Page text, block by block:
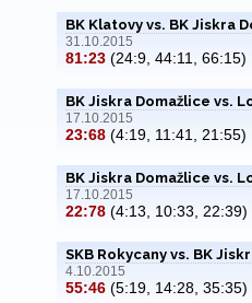
BK Klatovy vs. BK Jiskra
31.10.2015
81:23 (24:9, 44:11, 66:15)
BK Jiskra Domažlice vs.
17.10.2015
23:68 (4:19, 11:41, 21:55)
BK Jiskra Domažlice vs.
17.10.2015
22:78 (4:13, 10:33, 22:39)
SKB Rokycany vs. BK
4.10.2015
55:46 (5:19, 14:28, 35:35)